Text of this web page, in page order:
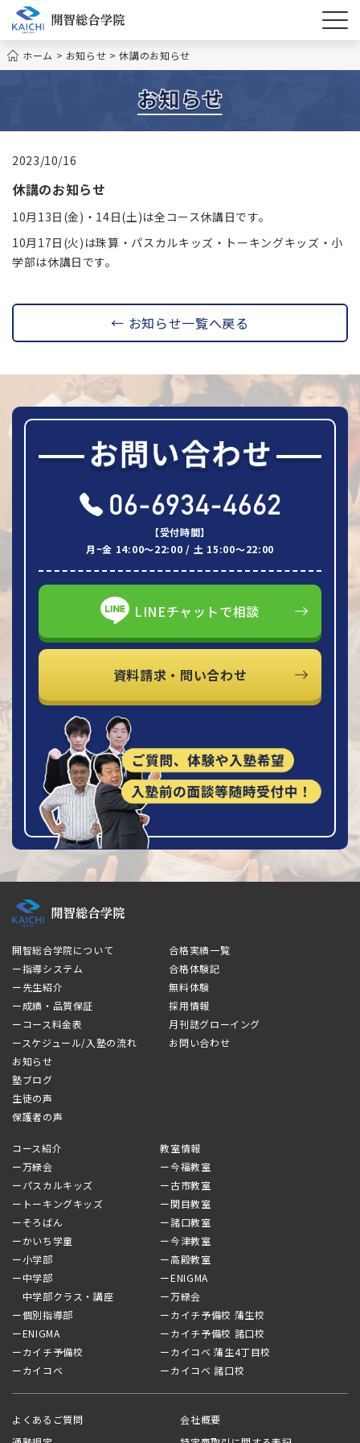
ホーム > お知らせ >休講のお知らせ
2023/10/16
休講のお知らせ
10月13日(金)・14日(土)は全コース休講日です。
10月17日(火)は珠算・パスカルキッズ・トーキングキッズ・小
学部は休講日です。
← お知らせ一覧へ戻る
【受付時間】
月~金 14:00～22:00 / 土 15:00～22:00
LINEチャットで相談
資料請求・問い合わせ
開智総合学院について
ー指導システム
ー先生紹介
ー成績・品質保証
ーコース料金表
ースケジュール/入塾の流れ
お知らせ
塾ブログ
生徒の声
保護者の声
合格実績一覧
合格体験記
無料体験
採用情報
月刊誌グローイング
お問い合わせ
コース紹介
ー万緑会
ーパスカルキッズ
ートーキングキッズ
ーそろばん
ーかいち学童
ー小学部
ー中学部
中学部クラス・講座
ー個別指導部
ーENIGMA
ーカイチ予備校
ーカイコベ
教室情報
ー今福教室
ー古市教室
ー関目教室
ー諸口教室
ー今津教室
ー高殿教室
ーENIGMA
ー万緑会
ーカイチ予備校 蒲生校
ーカイチ予備校 諸口校
ーカイコベ 蒲生4丁目校
ーカイコベ 諸口校
よくあるご質問
会社概要